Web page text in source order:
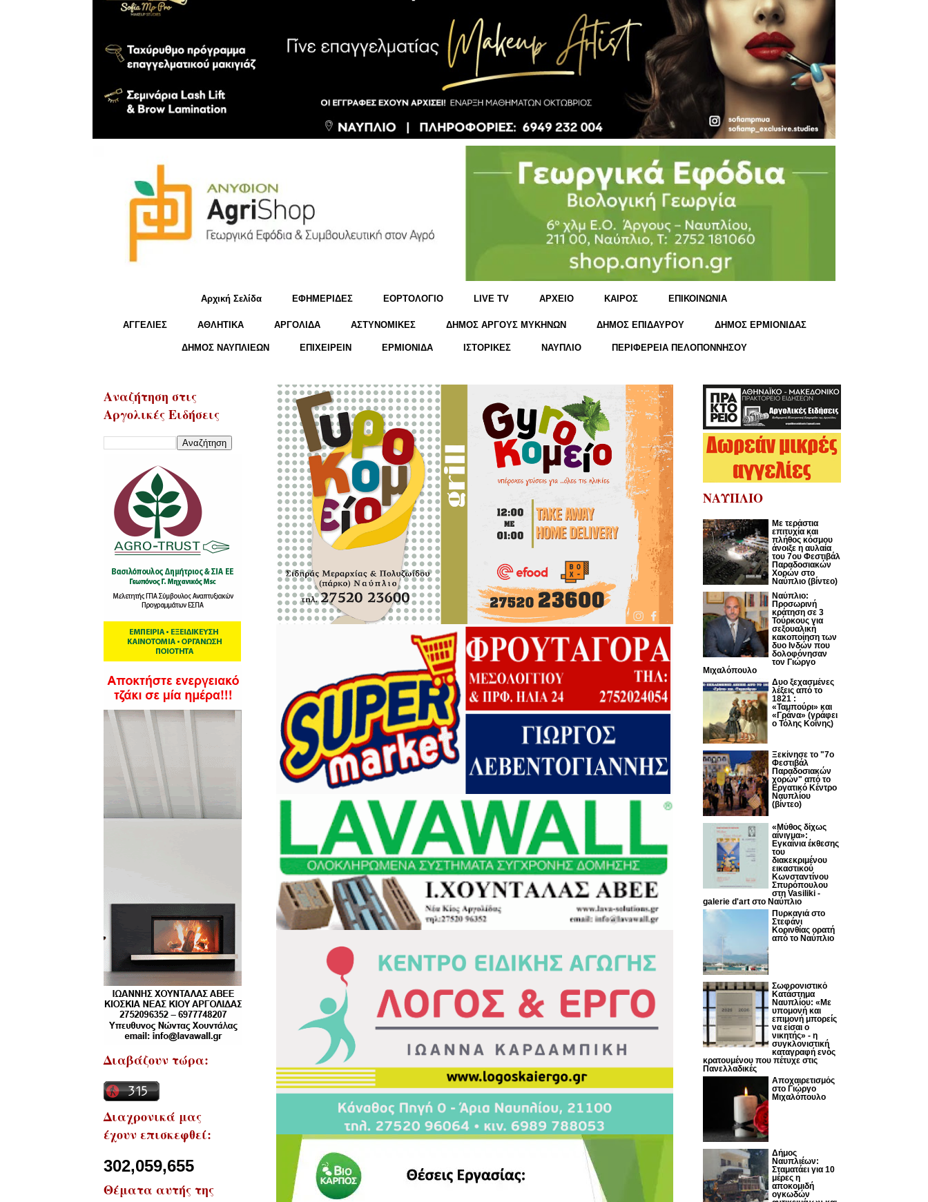
Αρχική Σελίδα ΕΦΗΜΕΡΙΔΕΣ ΕΟΡΤΟΛΟΓΙΟ LIVE TV ΑΡΧΕΙΟ KΑΙΡΟΣ ΕΠΙΚΟΙΝΩΝΙΑ
ΑΓΓΕΛΙΕΣ ΑΘΛΗΤΙΚΑ ΑΡΓΟΛΙΔΑ ΑΣΤΥΝΟΜΙΚΕΣ ΔΗΜΟΣ ΑΡΓΟΥΣ ΜΥΚΗΝΩΝ ΔΗΜΟΣ ΕΠΙΔΑΥΡΟΥ ΔΗΜΟΣ ΕΡΜΙΟΝΙΔΑΣ
ΔΗΜΟΣ ΝΑΥΠΛΙΕΩΝ ΕΠΙΧΕΙΡΕΙΝ ΕΡΜΙΟΝΙΔΑ ΙΣΤΟΡΙΚΕΣ ΝΑΥΠΛΙΟ ΠΕΡΙΦΕΡΕΙΑ ΠΕΛΟΠΟΝΝΗΣΟΥ
Αναζήτηση στις
Αργολικές Ειδήσεις
Διαβάζουν τώρα:
Διαχρονικά μας
έχουν επισκεφθεί:
302,059,655
Θέματα αυτής της
ΝΑΥΠΛΙΟ
Με τεράστια
επιτυχία και
πλήθος κόσμου
άνοιξε η αυλαία
του 7ου Φεστιβάλ
Παραδοσιακών
Χορών στο
Ναύπλιο (βίντεο)
Ναύπλιο:
Προσωρινή
κράτηση σε 3
Τούρκους για
σεξουαλική
κακοποίηση των
δυο Ινδών που
δολοφόνησαν
τον Γιώργο
Μιχαλόπουλο
Δυο ξεχασμένες
λέξεις από το
1821 :
«Ταμπούρι» και
«Γράνα» (γράφει
ο Τόλης Κοΐνης)
Ξεκίνησε το "7ο
Φεστιβάλ
Παραδοσιακών
χορών" από το
Εργατικό Κέντρο
Ναυπλίου
(βίντεο)
«Μύθος δίχως
αίνιγμα»:
Εγκαίνια έκθεσης
του
διακεκριμένου
εικαστικού
Κωνσταντίνου
Σπυρόπουλου
στη Vasiliki -
galerie d'art στο Ναύπλιο
Πυρκαγιά στο
Στεφάνι
Κορινθίας ορατή
από το Ναύπλιο
Σωφρονιστικό
Κατάστημα
Ναυπλίου: «Με
υπομονή και
επιμονή μπορείς
να είσαι ο
νικητής» - η
συγκλονιστική
καταγραφή ενός
κρατουμένου που πέτυχε στις
Πανελλαδικές
Αποχαιρετισμός
στο Γιώργο
Μιχαλόπουλο
Δήμος
Ναυπλιέων:
Σταματάει για 10
μέρες η
αποκομιδή
ογκωδών